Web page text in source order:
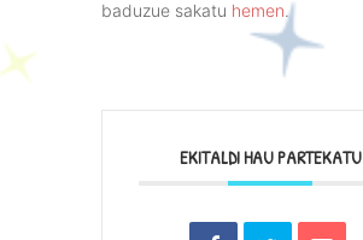
baduzue sakatu hemen.
EKITALDI HAU PARTEKATU